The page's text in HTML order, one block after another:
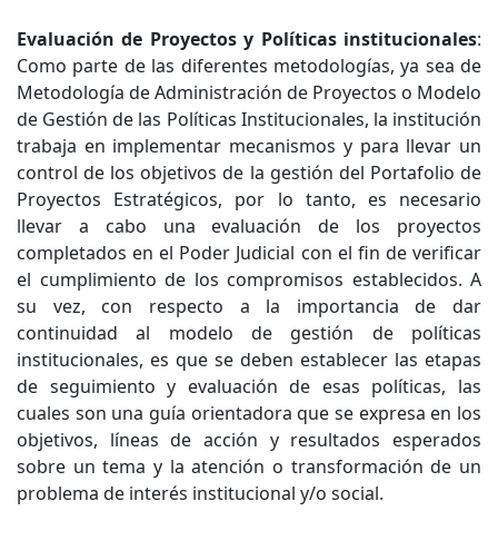
Evaluación de Proyectos y Políticas institucionales:
Como parte de las diferentes metodologías, ya sea de
Metodología de Administración de Proyectos o Modelo
de Gestión de las Políticas Institucionales, la institución
trabaja en implementar mecanismos y para llevar un
control de los objetivos de la gestión del Portafolio de
Proyectos Estratégicos, por lo tanto, es necesario
llevar a cabo una evaluación de los proyectos
completados en el Poder Judicial con el fin de verificar
el cumplimiento de los compromisos establecidos. A
su vez, con respecto a la importancia de dar
continuidad al modelo de gestión de políticas
institucionales, es que se deben establecer las etapas
de seguimiento y evaluación de esas políticas, las
cuales son una guía orientadora que se expresa en los
objetivos, líneas de acción y resultados esperados
sobre un tema y la atención o transformación de un
problema de interés institucional y/o social.